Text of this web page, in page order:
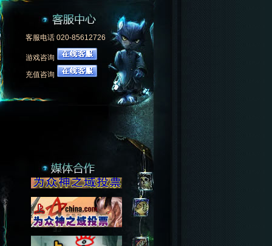
客服电话 020-85612726
游戏咨询
充值咨询